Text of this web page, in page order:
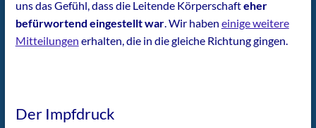
uns das Gefühl, dass die Leitende Körperschafteher
befürwortend eingestellt war. Wir haben einige weitere
Mitteilungen erhalten, die in die gleiche Richtung gingen.
Der Impfdruck